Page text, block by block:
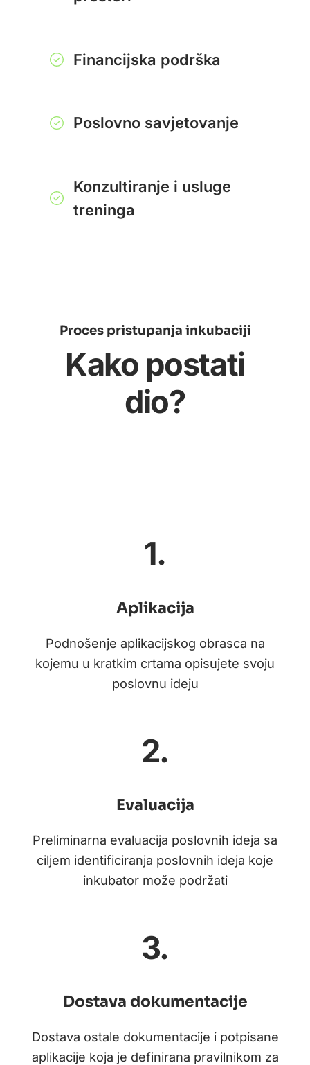
Financijska podrška
Poslovno savjetovanje
Konzultiranje i usluge
treninga
Proces pristupanja inkubaciji
Kako postati
dio?
1.
Aplikacija
Podnošenje aplikacijskog obrasca na
kojemu u kratkim crtama opisujete svoju
poslovnu ideju
2.
Evaluacija
Preliminarna evaluacija poslovnih ideja sa
ciljem identificiranja poslovnih ideja koje
inkubator može podržati
3.
Dostava dokumentacije
Dostava ostale dokumentacije i potpisane
aplikacije koja je definirana pravilnikom za